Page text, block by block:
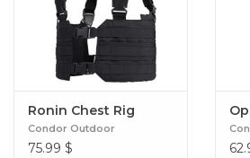
Ronin Chest Rig
Condor Outdoor
75.99 $